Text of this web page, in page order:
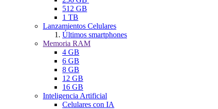
512 GB
1 TB
Lanzamientos Celulares
Últimos smartphones
Memoria RAM
4 GB
6 GB
8 GB
12 GB
16 GB
Inteligencia Artificial
Celulares con IA